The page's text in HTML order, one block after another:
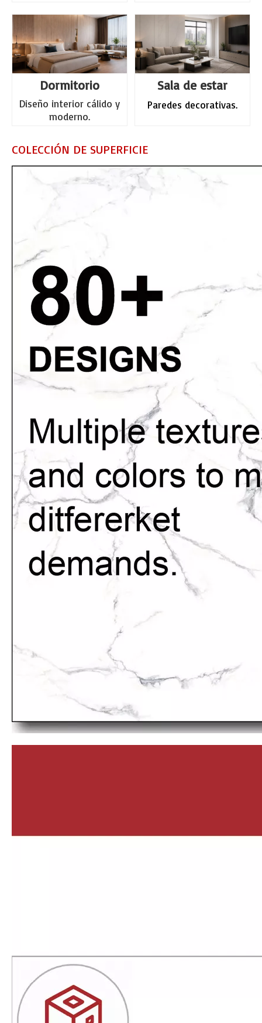
Dormitorio
Diseño interior cálido y
moderno.
Sala de estar
Paredes decorativas.
COLECCIÓN DE SUPERFICIE